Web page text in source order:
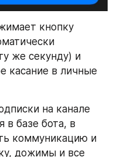
кнопку
же секунду) и
касание в личные
на канале
в базе бота, в
коммуникацию и
дожимы и все